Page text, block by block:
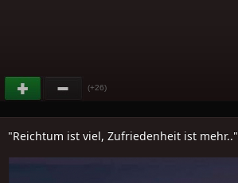
(+26)
"Reichtum ist viel, Zufriedenheit ist mehr.."